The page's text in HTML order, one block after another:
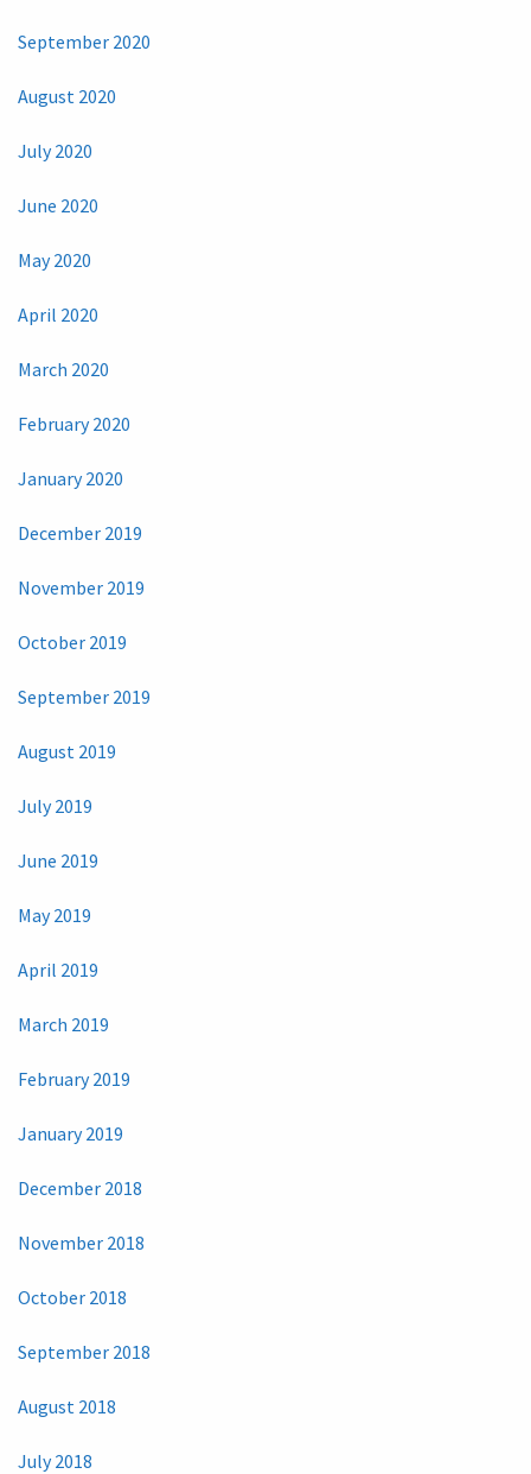
September 2020
August 2020
July 2020
June 2020
May 2020
April 2020
March 2020
February 2020
January 2020
December 2019
November 2019
October 2019
September 2019
August 2019
July 2019
June 2019
May 2019
April 2019
March 2019
February 2019
January 2019
December 2018
November 2018
October 2018
September 2018
August 2018
July 2018